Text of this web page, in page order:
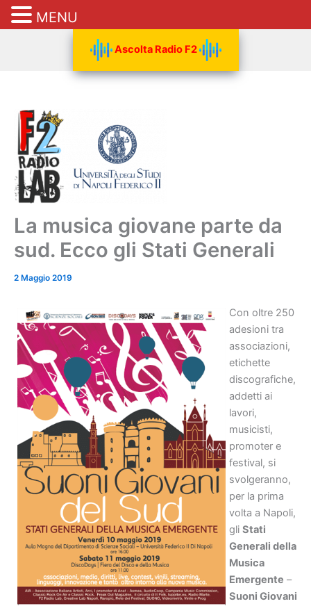
Ascolta Radio F2
La musica giovane parte da
sud. Ecco gli Stati Generali
2 Maggio 2019
Con oltre 250
adesioni tra
associazioni,
etichette
discografiche,
addetti ai
lavori,
musicisti,
promoter e
festival, si
svolgeranno,
per la prima
volta a Napoli,
gli Stati
Generali della
Musica
Emergente –
Suoni Giovani
MENU